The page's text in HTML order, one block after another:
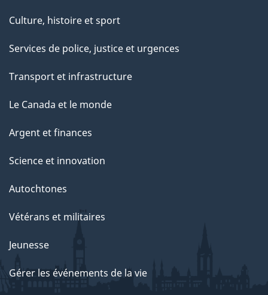
Culture, histoire et sport
Services de police, justice et urgences
Transport et infrastructure
Le Canada et le monde
Argent et finances
Science et innovation
Autochtones
Vétérans et militaires
Jeunesse
Gérer les événements de la vie